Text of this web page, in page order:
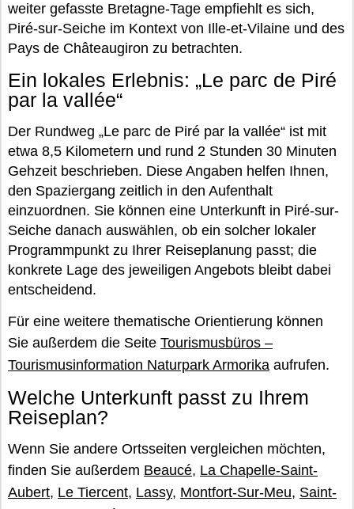
weiter gefasste Bretagne-Tage empfiehlt es sich,
Piré-sur-Seiche im Kontext von Ille-et-Vilaine und des
Pays de Châteaugiron zu betrachten.
Ein lokales Erlebnis: „Le parc de Piré
par la vallée“
Der Rundweg „Le parc de Piré par la vallée“ ist mit
etwa 8,5 Kilometern und rund 2 Stunden 30 Minuten
Gehzeit beschrieben. Diese Angaben helfen Ihnen,
den Spaziergang zeitlich in den Aufenthalt
einzuordnen. Sie können eine Unterkunft in Piré-sur-
Seiche danach auswählen, ob ein solcher lokaler
Programmpunkt zu Ihrer Reiseplanung passt; die
konkrete Lage des jeweiligen Angebots bleibt dabei
entscheidend.
Für eine weitere thematische Orientierung können
Sie außerdem die Seite Tourismusbüros –
Tourismusinformation Naturpark Armorika aufrufen.
Welche Unterkunft passt zu Ihrem
Reiseplan?
Wenn Sie andere Ortsseiten vergleichen möchten,
finden Sie außerdem Beaucé, La Chapelle-Saint-
Aubert, Le Tiercent, Lassy, Montfort-Sur-Meu, Saint-